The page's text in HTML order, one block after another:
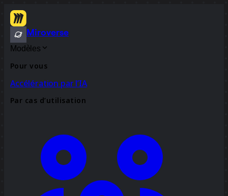
Miroverse
Modèles
Pour vous
Accélération par l’IA
Par cas d’utilisation